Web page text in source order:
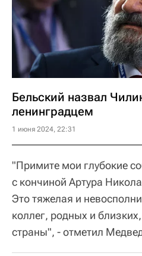
Бельский назвал
ленинградцем
1 июня 2024, 22:31
"Примите мои глубокие
с кончиной Артура
Это тяжелая и
коллег, родных и
страны", - отметил